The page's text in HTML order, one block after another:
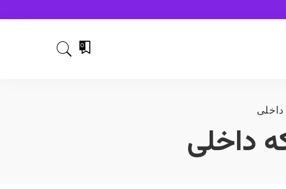
0
داخلی